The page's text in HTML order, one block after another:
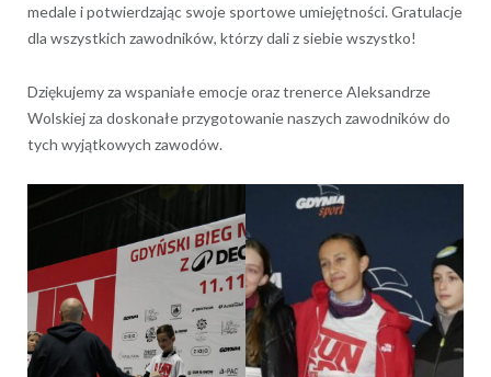
medale i potwierdzając swoje sportowe umiejętności. Gratulacje
dla wszystkich zawodników, którzy dali z siebie wszystko!
Dziękujemy za wspaniałe emocje oraz trenerce Aleksandrze
Wolskiej za doskonałe przygotowanie naszych zawodników do
tych wyjątkowych zawodów.